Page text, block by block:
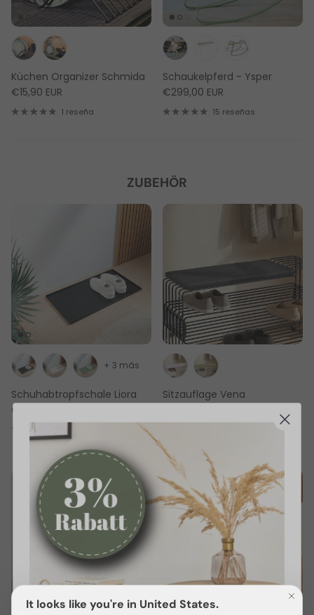
Küchen Organizer Schmida
€15,90 EUR
1 reseña
Schaukelpferd - Ysper
€299,00 EUR
15 reseñas
ZUBEHÖR
Schuhabtropfschale Liora
€89,00 EUR
+ 3 más
Sitzauflage Vena
It looks like you're in United States.